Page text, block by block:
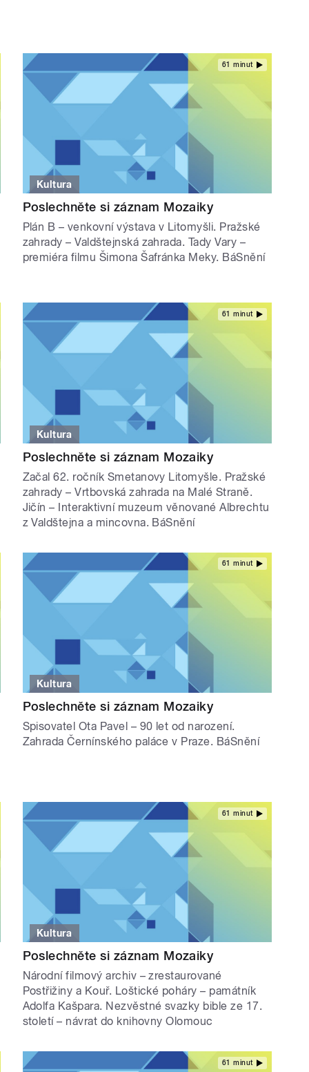
61 minut
Kultura
Poslechněte si záznam Mozaiky
Plán B – venkovní výstava v Litomyšli. Pražské
zahrady – Valdštejnská zahrada. Tady Vary –
premiéra filmu Šimona Šafránka Meky. BáSnění
61 minut
Kultura
Poslechněte si záznam Mozaiky
Začal 62. ročník Smetanovy Litomyšle. Pražské
zahrady – Vrtbovská zahrada na Malé Straně.
Jičín – Interaktivní muzeum věnované Albrechtu
z Valdštejna a mincovna. BáSnění
61 minut
Kultura
Poslechněte si záznam Mozaiky
Spisovatel Ota Pavel – 90 let od narození.
Zahrada Černínského paláce v Praze. BáSnění
61 minut
Kultura
Poslechněte si záznam Mozaiky
Národní filmový archiv – zrestaurované
Postřižiny a Kouř. Loštické poháry – památník
Adolfa Kašpara. Nezvěstné svazky bible ze 17.
století – návrat do knihovny Olomouc
61 minut